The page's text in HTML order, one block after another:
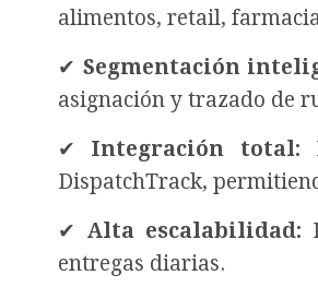
alimentos, retail,
✔ Segmentación
asignación y trazado de
✔ Integración total:
DispatchTrack,
✔ Alta escalabilidad:
entregas diarias.